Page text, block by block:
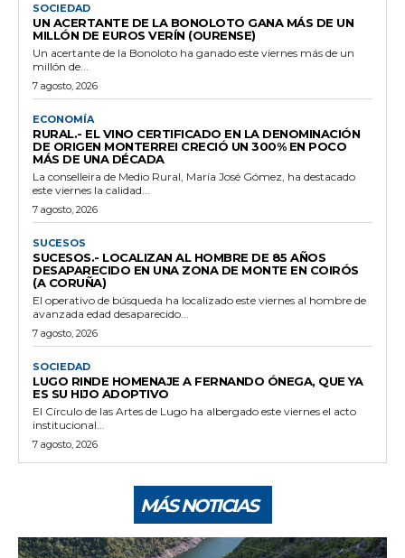
SOCIEDAD
UN ACERTANTE DE LA BONOLOTO GANA MÁS DE UN
MILLÓN DE EUROS VERÍN (OURENSE)
Un acertante de la Bonoloto ha ganado este viernes más de un
millón de...
7 agosto, 2026
ECONOMÍA
RURAL.- EL VINO CERTIFICADO EN LA DENOMINACIÓN
DE ORIGEN MONTERREI CRECIÓ UN 300% EN POCO
MÁS DE UNA DÉCADA
La conselleira de Medio Rural, María José Gómez, ha destacado
este viernes la calidad...
7 agosto, 2026
SUCESOS
SUCESOS.- LOCALIZAN AL HOMBRE DE 85 AÑOS
DESAPARECIDO EN UNA ZONA DE MONTE EN COIRÓS
(A CORUÑA)
El operativo de búsqueda ha localizado este viernes al hombre de
avanzada edad desaparecido...
7 agosto, 2026
SOCIEDAD
LUGO RINDE HOMENAJE A FERNANDO ÓNEGA, QUE YA
ES SU HIJO ADOPTIVO
El Círculo de las Artes de Lugo ha albergado este viernes el acto
institucional...
7 agosto, 2026
MÁS NOTICIAS